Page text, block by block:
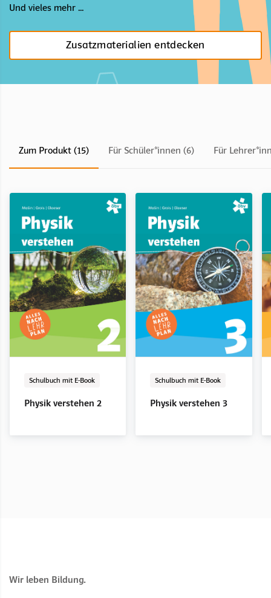
Und vieles mehr ...
Zusatzmaterialien entdecken
Zum Produkt (15) Für Schüler*innen (6) Für
Schulbuch mit E-Book
Physik verstehen 2
Schulbuch mit E-Book
Physik verstehen 3
Wir leben Bildung.